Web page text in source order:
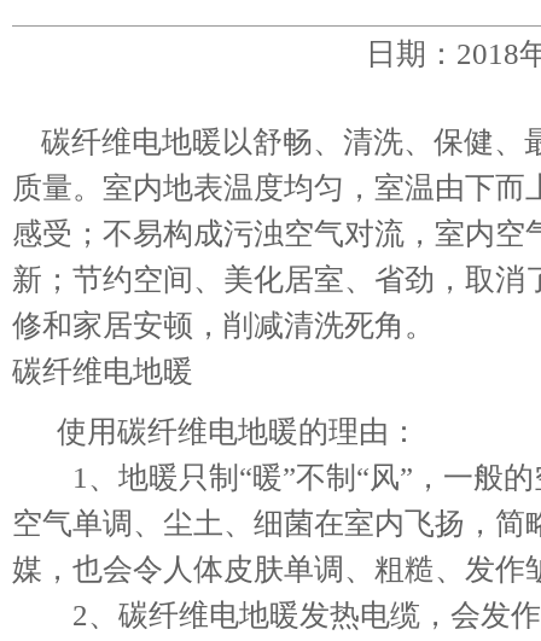
日期：2018
碳纤维电地暖以舒畅、清洗、保健、
质量。室内地表温度均匀，室温由下
感受；不易构成污浊空气对流，室内
新；节约空间、美化居室、省劲，取
修和家居安顿，削减清洗死角。
碳纤维电地暖
使用碳纤维电地暖的理由：
1、地暖只制“暖”不制“风”，一般的
空气单调、尘土、细菌在室内飞扬，
媒，也会令人体皮肤单调、粗糙、发作
2、碳纤维电地暖发热电缆，会发作